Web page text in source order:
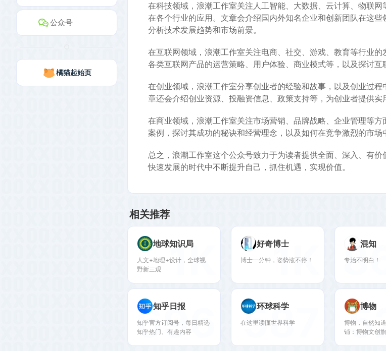
公众号
橘猫起始页
在科技领域，浪潮工作室关注人工智能、大数据、云计算、物联
在各个行业的应用。文章会介绍国内外知名企业和创新团队在这
分析技术发展趋势和市场前景。
在互联网领域，浪潮工作室关注电商、社交、游戏、教育等行业
各类互联网产品的运营策略、用户体验、商业模式等，以及探讨互
在创业领域，浪潮工作室分享创业者的经验和故事，以及创业过
章还会介绍创业资源、投融资信息、政策支持等，为创业者提供实
在商业领域，浪潮工作室关注市场营销、品牌战略、企业管理等
案例，探讨其成功的秘诀和经营理念，以及如何在竞争激烈的市场
总之，浪潮工作室这个公众号致力于为读者提供全面、深入、有
快速发展的时代中不断提升自己，抓住机遇，实现价值。
相关推荐
地球知识局
人文+地理+设计，全球视
野新三观
1K 好奇博士
博士一分钟，姿势涨不停！
1K 混知
专治不明白！
知乎日报
知乎官方订阅号，每日精选
知乎热门、有趣内容
696 环球科学
在这里读懂世界科学
587 博物
博物，自然知
铺：博物文创